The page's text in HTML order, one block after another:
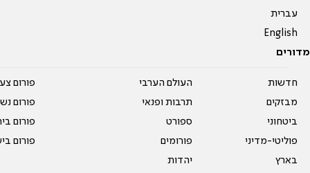
עברית
English
מדורים
חדשות
מבזקים
ביטחוני
פוליטי-מדיני
בארץ
העולם הערבי
תרבות ופנאי
ספורט
פורומים
יהדות
פורום
פורום
פורום
פורום